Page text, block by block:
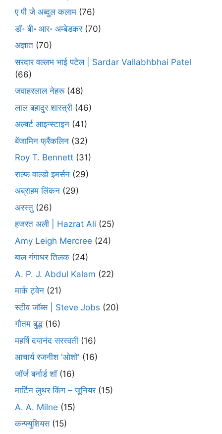
ए पी जे अब्दुल कलाम (76)
डॉ॰ बी॰ आर॰ अम्बेडकर(70)
अज्ञात (70)
सरदार वल्लभ भाई पटेल | Sardar Vallabhbhai Patel
(66)
जवाहरलाल नेहरू(48)
लाल बहादुर शास्त्री (46)
अल्बर्ट आइन्स्टाइन (41)
बेंजामिन फ्रैंकलिन (32)
Roy T. Bennett (31)
राल्फ वाल्डो इमर्सन (29)
अब्राहम लिंकन (29)
अरस्तु (26)
हजरत अली | Hazrat Ali (25)
Amy Leigh Mercree (24)
बाल गंगाधर तिलक (24)
A. P. J. Abdul Kalam (22)
मार्क ट्वेन (21)
स्टीव जॉब्स | Steve Jobs (20)
गौतम बुद्ध (16)
महर्षि दयानंद सरस्वती (16)
आचार्य रजनीश 'ओशो' (16)
जॉर्ज बर्नार्ड शॉ(16)
मार्टिन लुथर किंग – जूनियर(15)
A. A. Milne (15)
कन्फ्युशियस(15)